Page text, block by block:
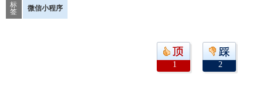
标
签
微信小程序
1 2